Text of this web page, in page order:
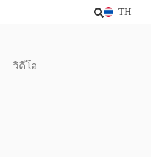
TH
วิดีโอ